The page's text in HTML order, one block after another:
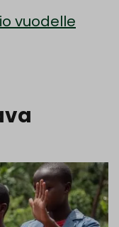
vuodelle